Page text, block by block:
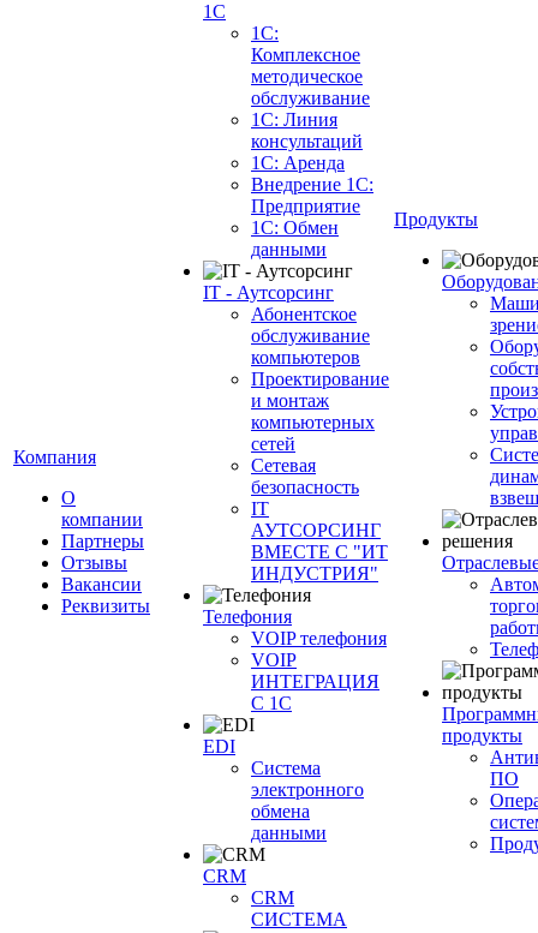
Компания
О
компании
Партнеры
Отзывы
Вакансии
Реквизиты
1С
1С:
Комплексное
методическое
обслуживание
1С: Линия
консультаций
1С: Аренда
Внедрение 1С:
Предприятие
1С: Обмен
данными
IT - Аутсорсинг
Абонентское
обслуживание
компьютеров
Проектирование
и монтаж
компьютерных
сетей
Сетевая
безопасность
IT
АУТСОРСИНГ
ВМЕСТЕ С "ИТ
ИНДУСТРИЯ"
Телефония
VOIP телефония
VOIP
ИНТЕГРАЦИЯ
С 1С
EDI
Система
электронного
обмена
данными
CRM
CRM
СИСТЕМА
Продукты
продукты
ПО